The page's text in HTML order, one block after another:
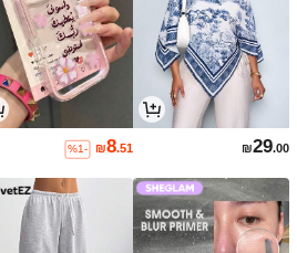
₪29.00
₪8.51
%1-